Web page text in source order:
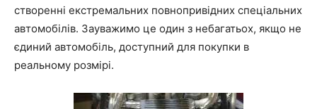
створенні екстремальних повнопривідних спеціальних
автомобілів. Зауважимо це один з небагатьох, якщо не
єдиний автомобіль, доступний для покупки в
реальному розмірі.